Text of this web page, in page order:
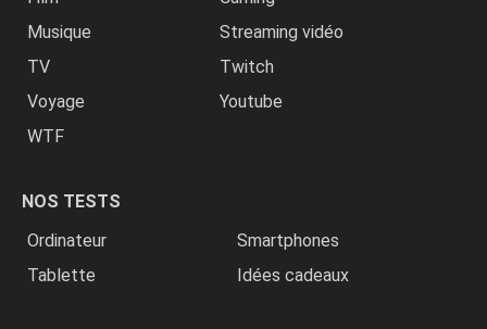
Musique
Streaming vidéo
TV
Twitch
Voyage
Youtube
WTF
NOS TESTS
Ordinateur
Smartphones
Tablette
Idées cadeaux